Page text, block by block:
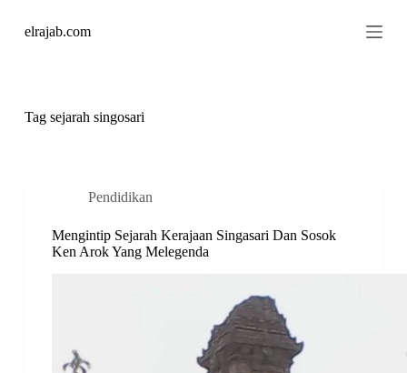
kelrajab.com
Tagsejarah singosari
Pendidikan
Mengintip Sejarah Kerajaan Singasari Dan Sosok
Ken Arok Yang Melegenda